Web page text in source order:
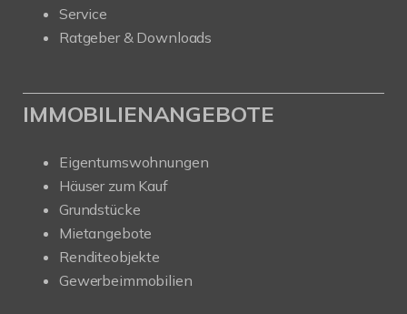
Service
Ratgeber & Downloads
IMMOBILIENANGEBOTE
Eigentumswohnungen
Häuser zum Kauf
Grundstücke
Mietangebote
Renditeobjekte
Gewerbeimmobilien